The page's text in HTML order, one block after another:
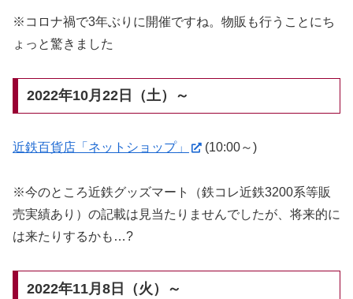
※コロナ禍で3年ぶりに開催ですね。物販も行うことにち
ょっと驚きました
2022年10月22日（土）～
近鉄百貨店「ネットショップ」 (10:00～)
※今のところ近鉄グッズマート（鉄コレ近鉄3200系等販
売実績あり）の記載は見当たりませんでしたが、将来的に
は来たりするかも…?
2022年11月8日（火）～